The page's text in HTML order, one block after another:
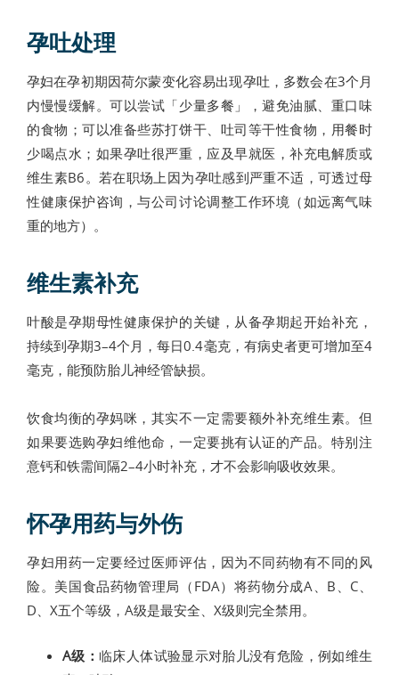
孕吐处理
孕妇在孕初期因荷尔蒙变化容易出现孕吐，多数会在3个月
内慢慢缓解。可以尝试「少量多餐」，避免油腻、重口味
的食物；可以准备些苏打饼干、吐司等干性食物，用餐时
少喝点水；如果孕吐很严重，应及早就医，补充电解质或
维生素B6。若在职场上因为孕吐感到严重不适，可透过母
性健康保护咨询，与公司讨论调整工作环境（如远离气味
重的地方）。
维生素补充
叶酸是孕期母性健康保护的关键，从备孕期起开始补充，
持续到孕期3–4个月，每日0.4毫克，有病史者更可增加至4
毫克，能预防胎儿神经管缺损。
饮食均衡的孕妈咪，其实不一定需要额外补充维生素。但
如果要选购孕妇维他命，一定要挑有认证的产品。特别注
意钙和铁需间隔2–4小时补充，才不会影响吸收效果。
怀孕用药与外伤
孕妇用药一定要经过医师评估，因为不同药物有不同的风
险。美国食品药物管理局（FDA）将药物分成A、B、C、
D、X五个等级，A级是最安全、X级则完全禁用。
A级：临床人体试验显示对胎儿没有危险，例如维生